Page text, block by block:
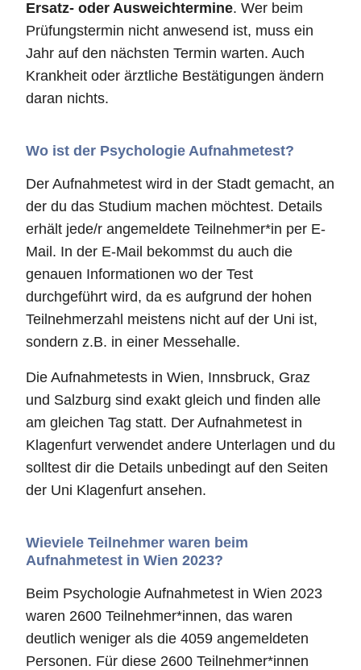
Ersatz- oder Ausweichtermine. Wer beim
Prüfungstermin nicht anwesend ist, muss ein
Jahr auf den nächsten Termin warten. Auch
Krankheit oder ärztliche Bestätigungen ändern
daran nichts.
Wo ist der Psychologie Aufnahmetest?
Der Aufnahmetest wird in der Stadt gemacht, an
der du das Studium machen möchtest. Details
erhält jede/r angemeldete Teilnehmer*in per E-
Mail. In der E-Mail bekommst du auch die
genauen Informationen wo der Test
durchgeführt wird, da es aufgrund der hohen
Teilnehmerzahl meistens nicht auf der Uni ist,
sondern z.B. in einer Messehalle.
Die Aufnahmetests in Wien, Innsbruck, Graz
und Salzburg sind exakt gleich und finden alle
am gleichen Tag statt. Der Aufnahmetest in
Klagenfurt verwendet andere Unterlagen und du
solltest dir die Details unbedingt auf den Seiten
der Uni Klagenfurt ansehen.
Wieviele Teilnehmer waren beim
Aufnahmetest in Wien 2023?
Beim Psychologie Aufnahmetest in Wien 2023
waren 2600 Teilnehmer*innen, das waren
deutlich weniger als die 4059 angemeldeten
Personen. Für diese 2600 Teilnehmer*innen